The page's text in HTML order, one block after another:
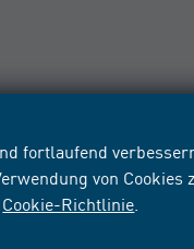
fortlaufend
von Cookies
Cookie-Richtlinie